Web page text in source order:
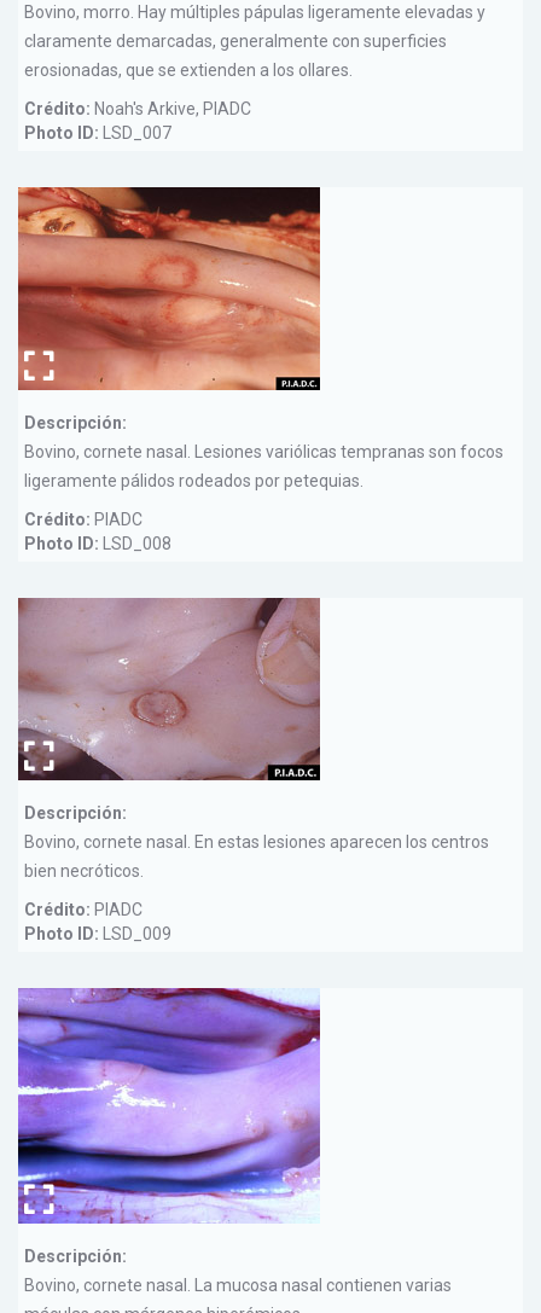
Bovino, morro. Hay múltiples pápulas ligeramente elevadas y
claramente demarcadas, generalmente con superficies
erosionadas, que se extienden a los ollares.
Crédito: Noah's Arkive, PIADC
Photo ID:
LSD_007
Descripción:
Bovino, cornete nasal. Lesiones variólicas tempranas son focos
ligeramente pálidos rodeados por petequias.
Crédito: PIADC
Photo ID:
LSD_008
Descripción:
Bovino, cornete nasal. En estas lesiones aparecen los centros
bien necróticos.
Crédito: PIADC
Photo ID:
LSD_009
Descripción:
Bovino, cornete nasal. La mucosa nasal contienen varias